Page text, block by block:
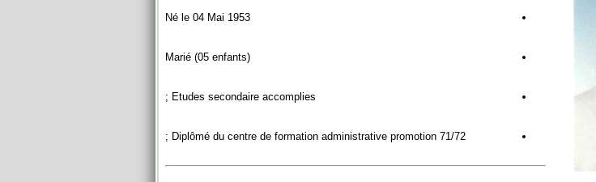
Né le 04 Mai 1953
Marié (05 enfants)
Etudes secondaire accomplies ;
Diplômé du centre de formation administrative promotion 71/72 ;